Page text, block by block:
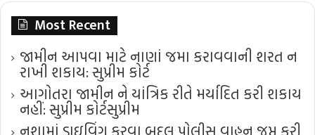
Most Recent
જામીન આપવા માટે નાણાં જમા કરાવવાની શરત ન
રાખી શકાય: સુપ્રીમ કોર્ટ
આગોતરા જામીન ને યાંત્રિક રીતે મર્યાદિત કરી શકાય
નહીં: સુપ્રીમ કોર્ટ​સુપ્રીમ